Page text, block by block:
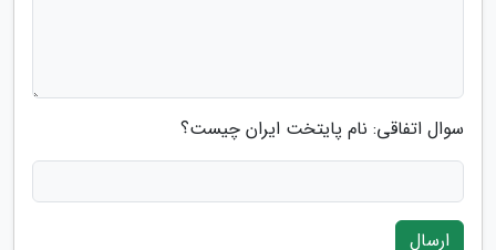
سوال اتفاقی: نام پایتخت ایران چیست؟
ارسال